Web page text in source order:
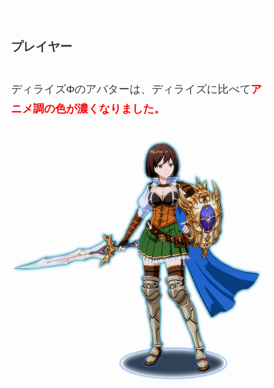
プレイヤー
ディライズΦのアバターは、ディライズに比べてア
ニメ調の色が濃くなりました。